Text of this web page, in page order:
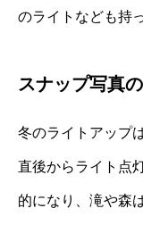
のライトなども持
スナップ写真
冬のライトアップ
直後からライト点
的になり、滝や森